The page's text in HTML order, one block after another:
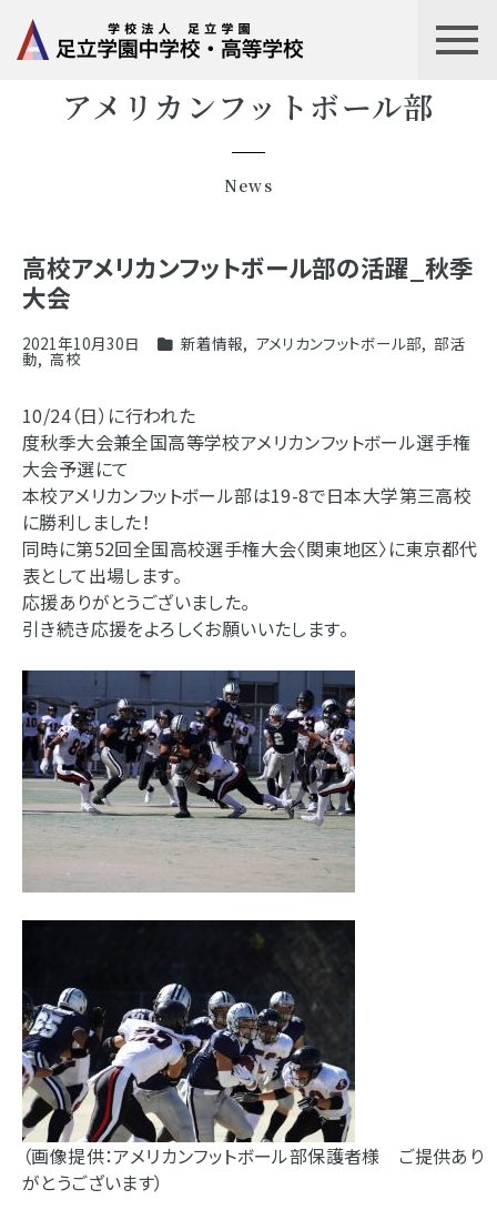
アメリカンフットボール部
News
高校アメリカンフットボール部の活躍_秋季
大会
2021年10月30日 新着情報, アメリカンフットボール部, 部活
動, 高校
10/24（日）に行われた
度秋季大会兼全国高等学校アメリカンフットボール選手権
大会予選にて
本校アメリカンフットボール部は19-8で日本大学第三高校
に勝利しました！
同時に第52回全国高校選手権大会〈関東地区〉に東京都代
表として出場します。
応援ありがとうございました。
引き続き応援をよろしくお願いいたします。
（画像提供：アメリカンフットボール部保護者様 ご提供あり
がとうございます）